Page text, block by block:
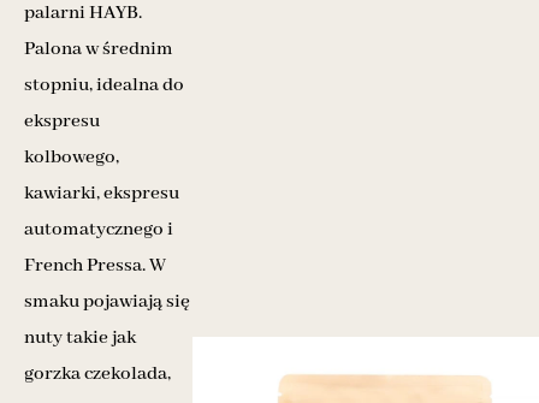
palarni HAYB.
Palona w średnim
stopniu, idealna do
ekspresu
kolbowego,
kawiarki, ekspresu
automatycznego i
French Pressa. W
smaku pojawiają się
nuty takie jak
gorzka czekolada,